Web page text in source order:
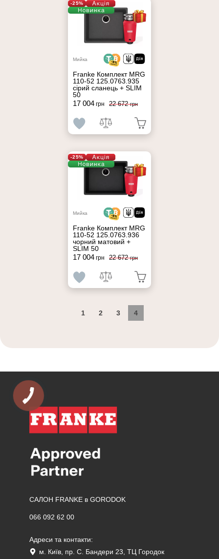
-25%
Мийка
Franke Комплект MRG
110-52 125.0763.935
сірий сланець + SLIM
50
17 004 грн 22 672грн
-25%
Мийка
Franke Комплект MRG
110-52 125.0763.936
чорний матовий +
SLIM 50
17 004 грн 22 672грн
1 2 3 4
САЛОН FRANKE в GORODOK
066 092 62 00
Адреси та контакти:
м. Київ, пр. С. Бандери 23, ТЦ Городок